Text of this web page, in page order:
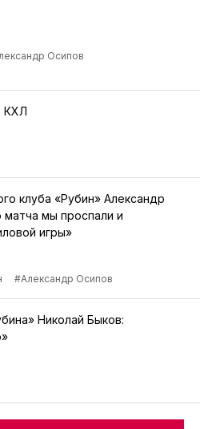
Осипов
КХЛ
клуба «Рубин» Александр
матча мы проспали и
игры»
#Александр Осипов
Николай Быков: